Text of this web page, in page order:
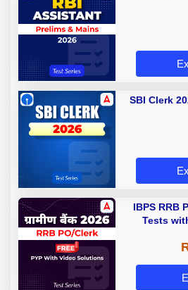
SBI Clerk
IBPS RRB
Tests